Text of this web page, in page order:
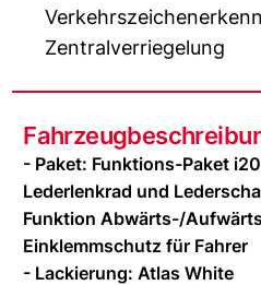
Zentralverriegelung
- Paket: Funktions-Paket
Lederlenkrad und
Funktion Abwärts-/
Einklemmschutz für Fahrer
- Lackierung: Atlas White